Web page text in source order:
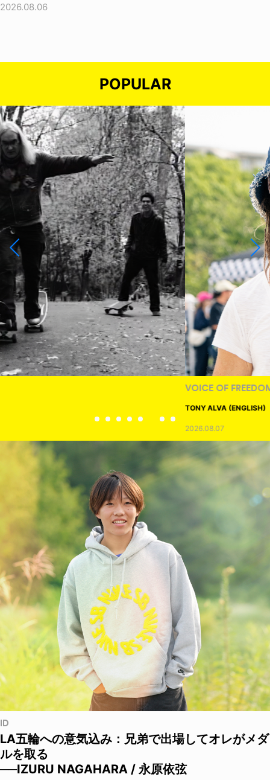
2026.08.06
POPULAR
ID
LA五輪への意気込み：兄弟で出場してオレがメダ
ルを取る
──IZURU NAGAHARA / 永原依弦